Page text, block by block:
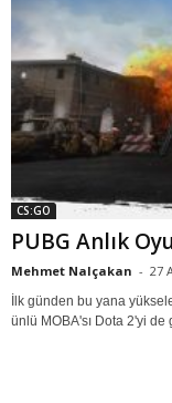
CS:GO
PUBG Anlık
Mehmet Nalçakan - 27
İlk günden bu yana
ünlü MOBA'sı Dota 2'yi de